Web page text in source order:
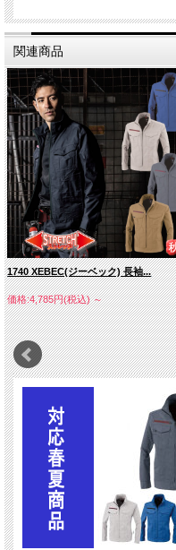
（ポリエステル７０％・綿３０％）
関連商品
1740 XEBEC(ジーベック) 長袖...
価格:4,785円(税込)～